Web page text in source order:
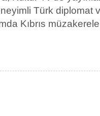
Türk diplomat
Kıbrıs